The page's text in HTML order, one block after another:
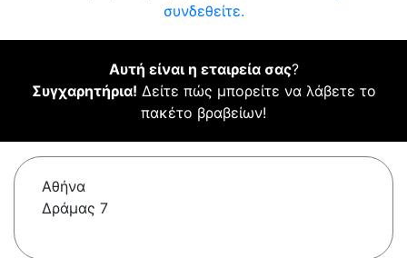
συνδεθείτε.
Αυτή είναι η εταιρεία σας?
Συγχαρητήρια! Δείτε πώς μπορείτε να λάβετε το
πακέτο βραβείων!
Αθήνα
Δράμας 7